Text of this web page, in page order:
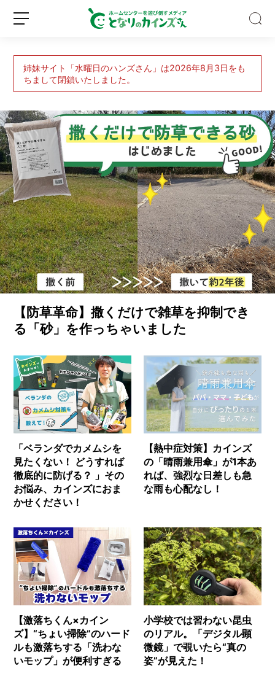
Z
世
代
の
認
知
度
ほ
ぼ
0％！
そ
れ
で
も
プ
使
い
け
る
具
「ダ
ー
マ
ラ
フ」
と
は？
ロ
グ
イ
ン
メ
ー
カ
ー /
B
R
A
N
D
姉妹サイト「水曜日のハンズさん」は2026年8月3日をも
ちまして閉鎖いたしました。
【防草革命】撒くだけで雑草を抑制でき
る「砂」を作っちゃいました
「ベランダでカメムシを
見たくない！ どうすれば
徹底的に防げる？ 」その
お悩み、カインズにおま
かせください！
【熱中症対策】カインズ
の「晴雨兼用傘」が1本あ
れば、強烈な日差しも急
な雨も心配なし！
【激落ちくん×カイン
ズ】“ちょい掃除”のハード
ルも激落ちする「洗わな
いモップ」が便利すぎる
小学校では習わない昆虫
のリアル。「デジタル顕
微鏡」で覗いたら“真の
姿”が見えた！